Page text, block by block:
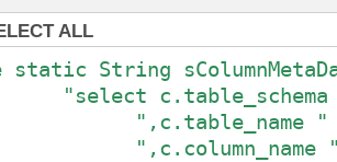
ALL
String
c.table_schema as
"
"